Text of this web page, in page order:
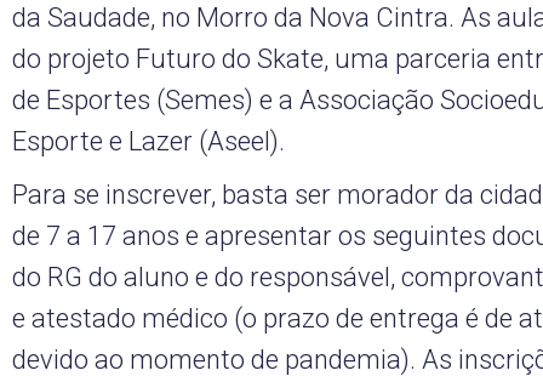
da Saudade, no Morro da Nova Cintra. As
do projeto Futuro do Skate, uma parceria
de Esportes (Semes) e a Associação
Esporte e Lazer (Aseel).
Para se inscrever, basta ser morador da
de 7 a 17 anos e apresentar os seguintes
do RG do aluno e do responsável,
e atestado médico (o prazo de entrega é de
devido ao momento de pandemia). As